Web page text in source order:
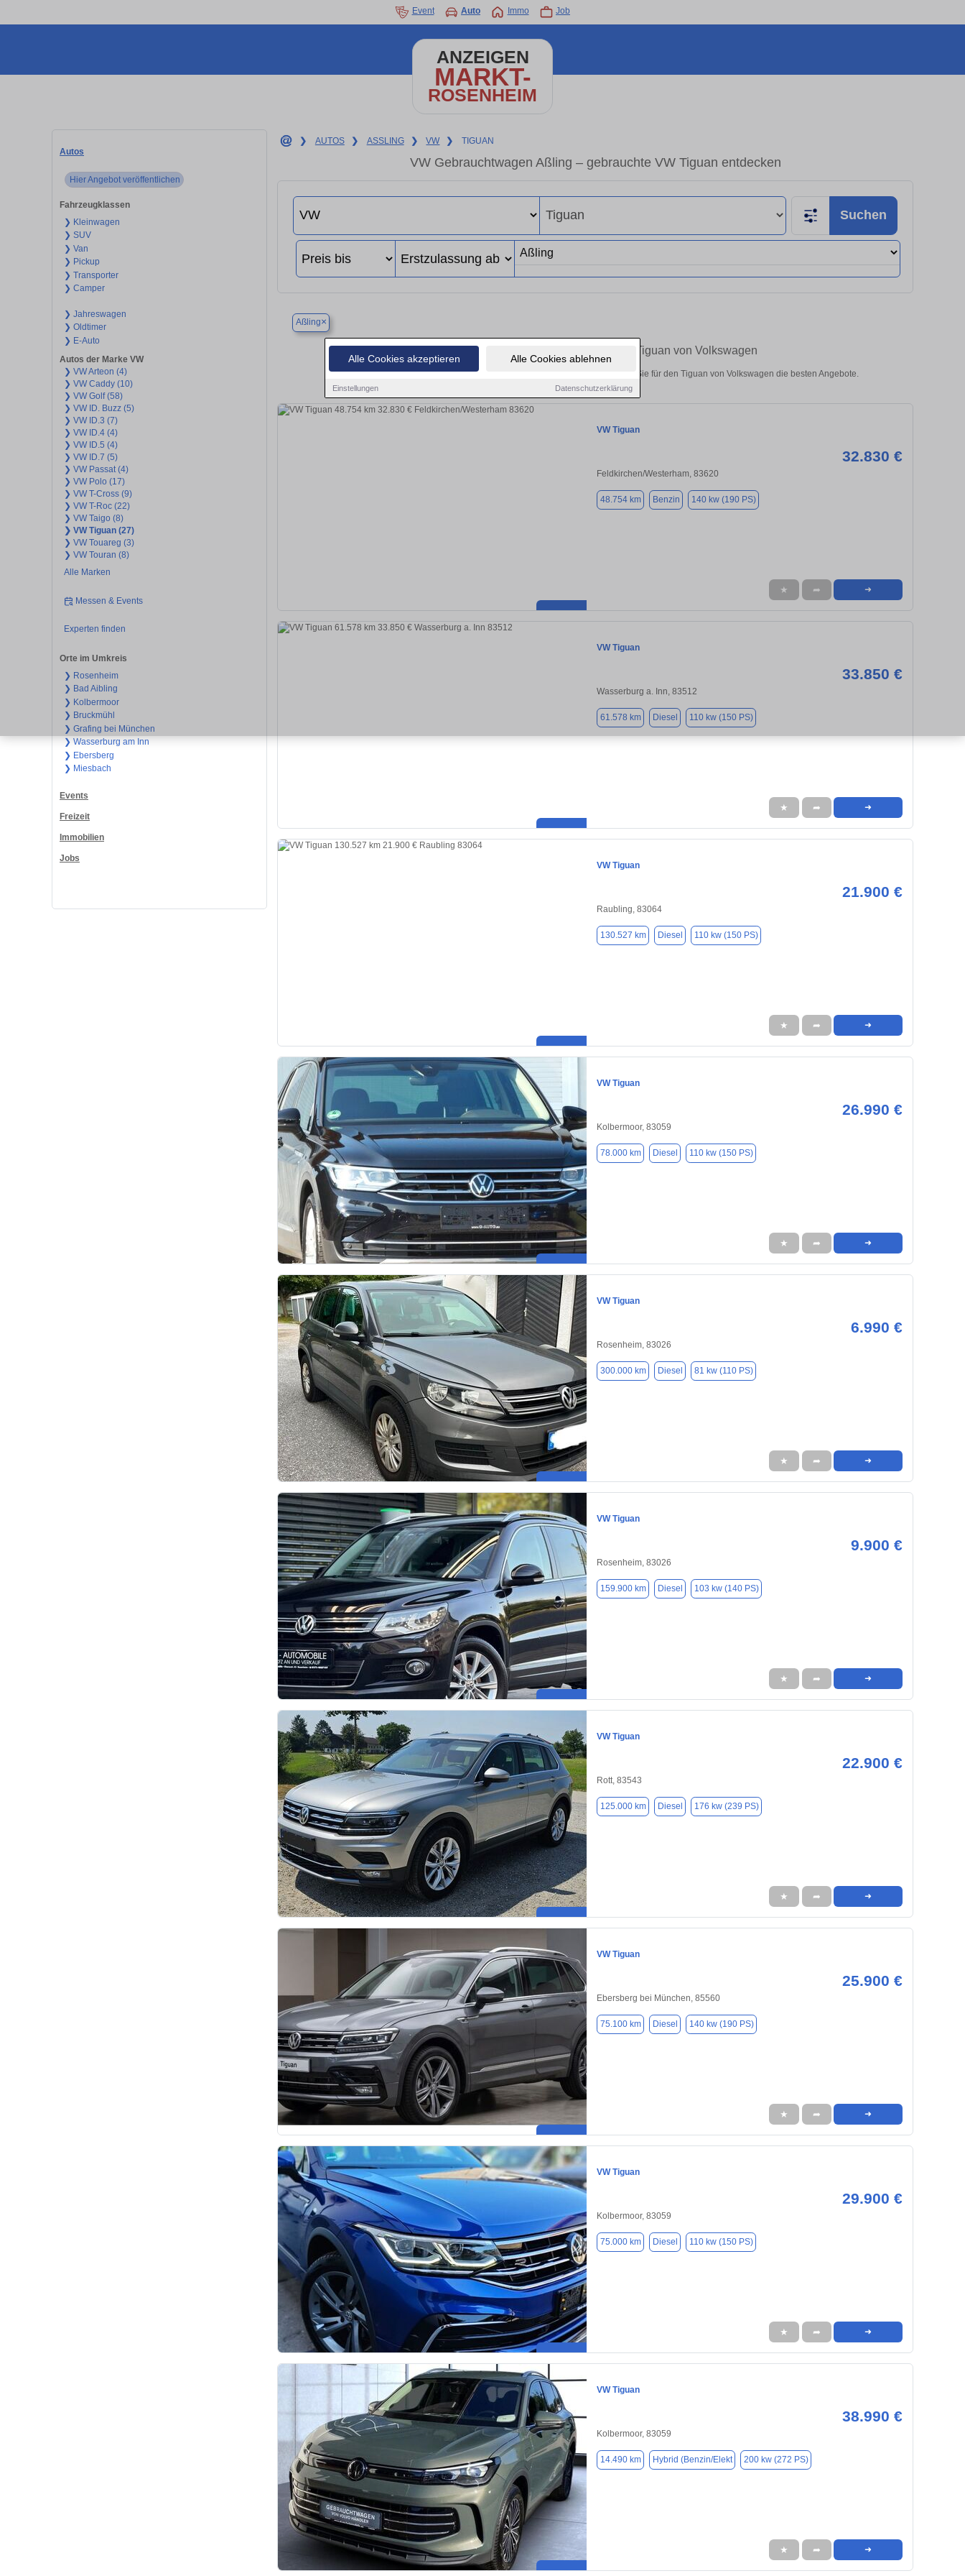
Alle Cookies akzeptieren Alle Cookies ablehnen
Einstellungen Datenschutzerklärung
Event Auto Immo Job
ANZEIGEN
MARKT-
ROSENHEIM
Autos
Hier Angebot veröffentlichen
Fahrzeugklassen
❯ Kleinwagen
❯ SUV
❯ Van
❯ Pickup
❯ Transporter
❯ Camper
❯ Jahreswagen
❯ Oldtimer
❯ E-Auto
Autos der Marke VW
❯ VW Arteon (4)
❯ VW Caddy (10)
❯ VW Golf (58)
❯ VW ID. Buzz (5)
❯ VW ID.3 (7)
❯ VW ID.4 (4)
❯ VW ID.5 (4)
❯ VW ID.7 (5)
❯ VW Passat (4)
❯ VW Polo (17)
❯ VW T-Cross (9)
❯ VW T-Roc (22)
❯ VW Taigo (8)
❯ VW Tiguan (27)
❯ VW Touareg (3)
❯ VW Touran (8)
Alle Marken
Messen & Events
Experten finden
Orte im Umkreis
❯ Rosenheim
❯ Bad Aibling
❯ Kolbermoor
❯ Bruckmühl
❯ Grafing bei München
❯ Wasserburg am Inn
❯ Ebersberg
❯ Miesbach
Events
Freizeit
Immobilien
Jobs
❯ AUTOS ❯ ASSLING ❯ VW ❯ TIGUAN
VW Gebrauchtwagen Aßling – gebrauchte VW Tiguan entdecken
Suchen
Aßling×
Finden Sie in Aßling Ihren gebrauchten Tiguan von Volkswagen
Entdecken Sie in Aßling gebrauchte VW Tiguan Gebrauchtwagen. Hier finden Sie für den Tiguan von Volkswagen die besten Angebote.
VW Tiguan
32.830 €
Feldkirchen/Westerham, 83620
48.754 km Benzin 140 kw (190 PS)
★ ➦ ➜
VW Tiguan
33.850 €
Wasserburg a. Inn, 83512
61.578 km Diesel 110 kw (150 PS)
★ ➦ ➜
VW Tiguan
21.900 €
Raubling, 83064
130.527 km Diesel 110 kw (150 PS)
★ ➦ ➜
VW Tiguan
26.990 €
Kolbermoor, 83059
78.000 km Diesel 110 kw (150 PS)
★ ➦ ➜
VW Tiguan
6.990 €
Rosenheim, 83026
300.000 km Diesel 81 kw (110 PS)
★ ➦ ➜
VW Tiguan
9.900 €
Rosenheim, 83026
159.900 km Diesel 103 kw (140 PS)
★ ➦ ➜
VW Tiguan
22.900 €
Rott, 83543
125.000 km Diesel 176 kw (239 PS)
★ ➦ ➜
VW Tiguan
25.900 €
Ebersberg bei München, 85560
75.100 km Diesel 140 kw (190 PS)
★ ➦ ➜
VW Tiguan
29.900 €
Kolbermoor, 83059
75.000 km Diesel 110 kw (150 PS)
★ ➦ ➜
VW Tiguan
38.990 €
Kolbermoor, 83059
14.490 km Hybrid (Benzin/Elekt 200 kw (272 PS)
★ ➦ ➜